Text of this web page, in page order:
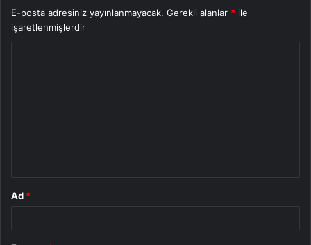
E-posta adresiniz yayınlanmayacak. Gerekli alanlar * ile
işaretlenmişlerdir
Ad *